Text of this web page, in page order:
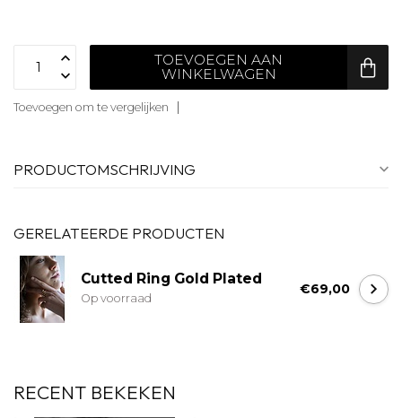
TOEVOEGEN AAN
WINKELWAGEN
Toevoegen om te vergelijken
PRODUCTOMSCHRIJVING
GERELATEERDE PRODUCTEN
Cutted Ring Gold Plated
Op voorraad
€69,00
RECENT BEKEKEN